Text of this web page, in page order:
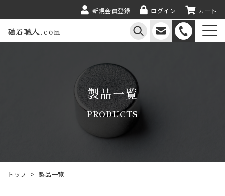
新規会員登録 ログイン カート
磁石職人.com
製品一覧
PRODUCTS
トップ > 製品一覧